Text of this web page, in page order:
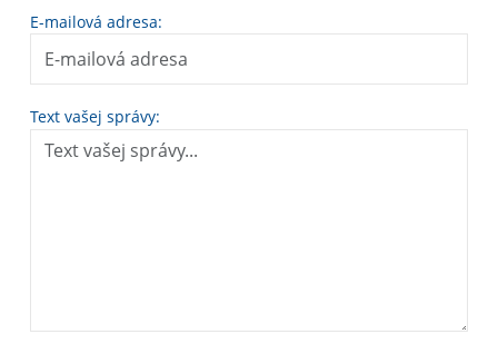
E-mailová adresa:
Text vašej správy: